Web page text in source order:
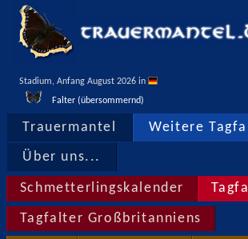
Stadium, Anfang August 2026 in
Falter (übersommernd)
Trauermantel Weitere
Über uns...
Schmetterlingskalender
Tagfalter Großbritanniens